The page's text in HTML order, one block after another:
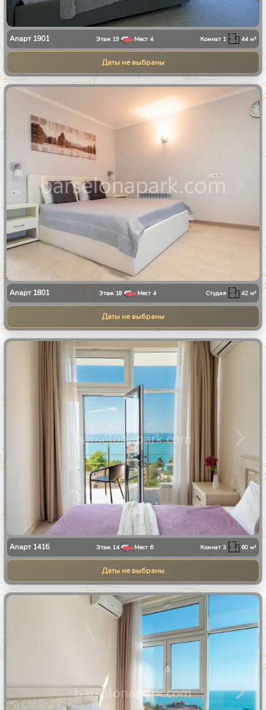
Апарт 1901 Этаж 19 Мест 4 Комнат 1 44м²
Даты не выбраны
Апарт 1801 Этаж 18 Мест 4 Студия 42 м²
Даты не выбраны
1 30
Апарт 1416 Этаж 14 Мест 6 Комнат3 60 м²
Даты не выбраны